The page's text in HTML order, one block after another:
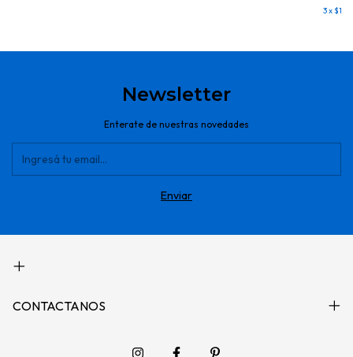
3x
Newsletter
Enterate de nuestras novedades
CONTACTANOS